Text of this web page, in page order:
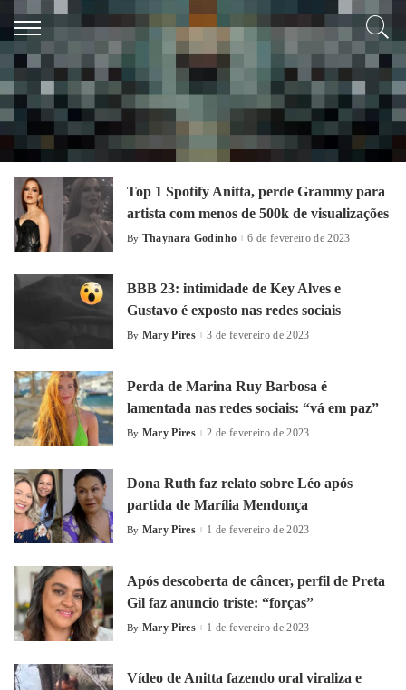
Entretenimento
confira as principais noticias e manchete do caderno Entretenimento
Top 1 Spotify Anitta, perde Grammy para
artista com menos de 500k de visualizações
By Thaynara Godinho 6 de fevereiro de 2023
BBB 23: intimidade de Key Alves e
Gustavo é exposto nas redes sociais
By Mary Pires 3 de fevereiro de 2023
Perda de Marina Ruy Barbosa é
lamentada nas redes sociais: “vá em paz”
By Mary Pires 2 de fevereiro de 2023
Dona Ruth faz relato sobre Léo após
partida de Marília Mendonça
By Mary Pires 1 de fevereiro de 2023
Após descoberta de câncer, perfil de Preta
Gil faz anuncio triste: “forças”
By Mary Pires 1 de fevereiro de 2023
Vídeo de Anitta fazendo oral viraliza e